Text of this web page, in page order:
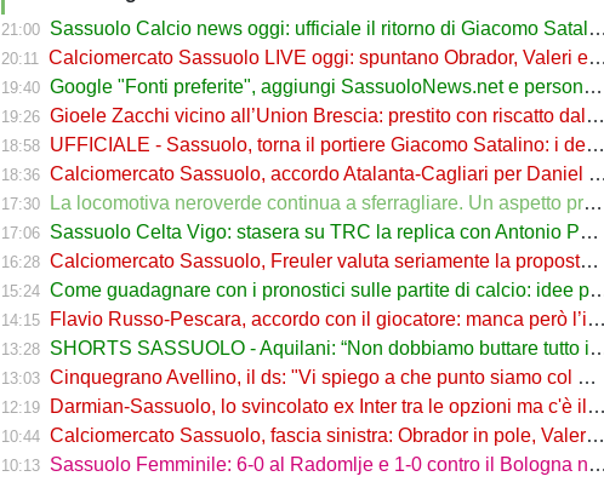
21:00 Sassuolo Calcio news oggi: ufficiale il ritorno di Giacomo Satalino a un mese dall'addio
20:11 Calciomercato Sassuolo LIVE oggi: spuntano Obrador, Valeri e Darmian per la difesa
19:40 Google "Fonti preferite", aggiungi SassuoloNews.net e personalizza le tue notizie
19:26 Gioele Zacchi vicino all’Union Brescia: prestito con riscatto dal Sassuolo
18:58 UFFICIALE - Sassuolo, torna il portiere Giacomo Satalino: i dettagli
18:36 Calciomercato Sassuolo, accordo Atalanta-Cagliari per Daniel Maldini: i dettagli
17:30 La locomotiva neroverde continua a sferragliare. Un aspetto preoccupa Aquilani dopo il Celta
17:06 Sassuolo Celta Vigo: stasera su TRC la replica con Antonio Parrotto seconda voce nel 2° tempo
16:28 Calciomercato Sassuolo, Freuler valuta seriamente la proposta neroverde
15:24 Come guadagnare con i pronostici sulle partite di calcio: idee per gli appassionati di sport
14:15 Flavio Russo-Pescara, accordo con il giocatore: manca però l’intesa con il Sassuolo
13:28 SHORTS SASSUOLO - Aquilani: “Non dobbiamo buttare tutto in vacca”
13:03 Cinquegrano Avellino, il ds: "Vi spiego a che punto siamo col Sassuolo"
12:19 Darmian-Sassuolo, lo svincolato ex Inter tra le opzioni ma c'è il solito Cagliari
10:44 Calciomercato Sassuolo, fascia sinistra: Obrador in pole, Valeri l’alternativa
10:13 Sassuolo Femminile: 6-0 al Radomlje e 1-0 contro il Bologna nelle prime amichevoli